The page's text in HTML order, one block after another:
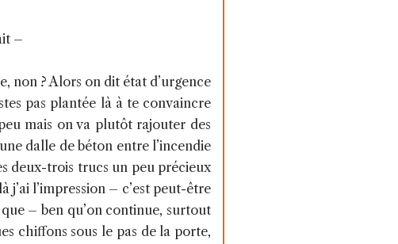
–
non ? Alors on dit état d’urgence
pas plantée là à te convaincre
mais on va plutôt rajouter des
dalle de béton entre l’incendie
deux-trois trucs un peu précieux
j’ai l’impression – c’est peut-être
– ben qu’on continue, surtout
chiffons sous le pas de la porte,